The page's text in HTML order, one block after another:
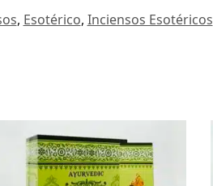
, Esotérico, Inciensos Esotéricos